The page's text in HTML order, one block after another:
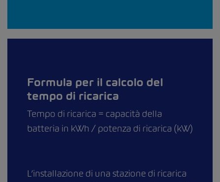
Formula per il calcolo del
tempo di ricarica
Tempo di ricarica = capacità della
batteria in kWh / potenza di ricarica (kW)
L’installazione di una stazione di ricarica